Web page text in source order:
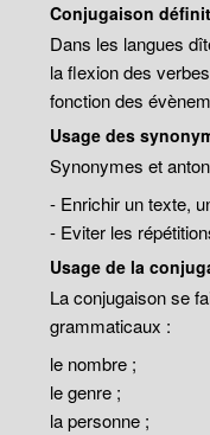
Conjugaison
Dans les langues
la flexion des
fonction des
Usage des
Synonymes et
- Enrichir un texte,
- Eviter les
Usage de la
La conjugaison se
grammaticaux :
le nombre ;
le genre ;
la personne ;